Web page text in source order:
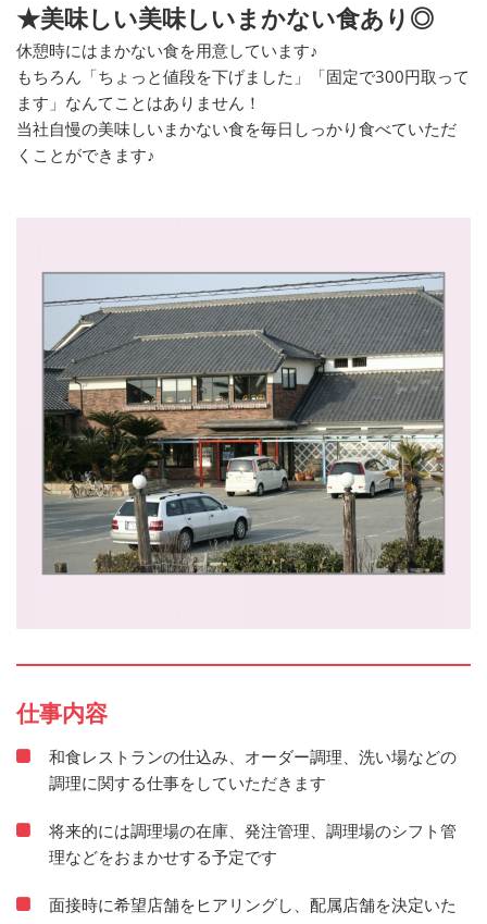
★美味しい美味しいまかない食あり◎
休憩時にはまかない食を用意しています♪
もちろん「ちょっと値段を下げました」「固定で300円取って
ます」なんてことはありません！
当社自慢の美味しいまかない食を毎日しっかり食べていただ
くことができます♪
仕事内容
和食レストランの仕込み、オーダー調理、洗い場などの
調理に関する仕事をしていただきます
将来的には調理場の在庫、発注管理、調理場のシフト管
理などをおまかせする予定です
面接時に希望店舗をヒアリングし、配属店舗を決定いた